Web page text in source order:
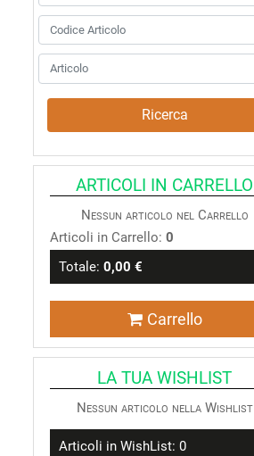
ARTICOLI IN CARRELLO
Nessun articolo nel Carrello
Articoli in Carrello: 0
Totale: 0,00 €
Carrello
LA TUA WISHLIST
Nessun articolo nella Wishlist
Articoli in WishList: 0